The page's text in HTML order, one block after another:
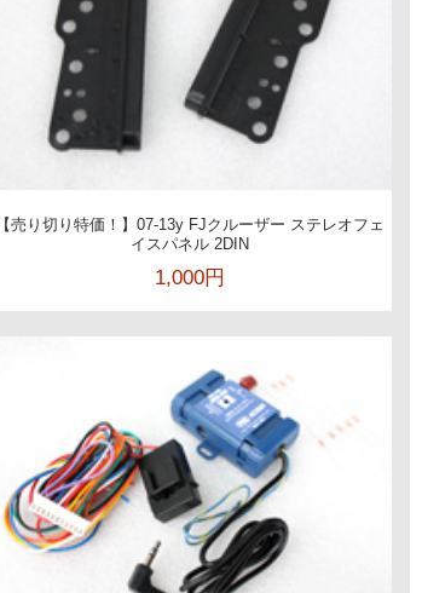
【売り切り特価！】07-13y FJクルーザー ステレオフェ
イスパネル 2DIN
1,000円